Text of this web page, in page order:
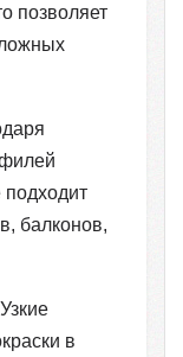
позволяет
балконов,
Узкие
в